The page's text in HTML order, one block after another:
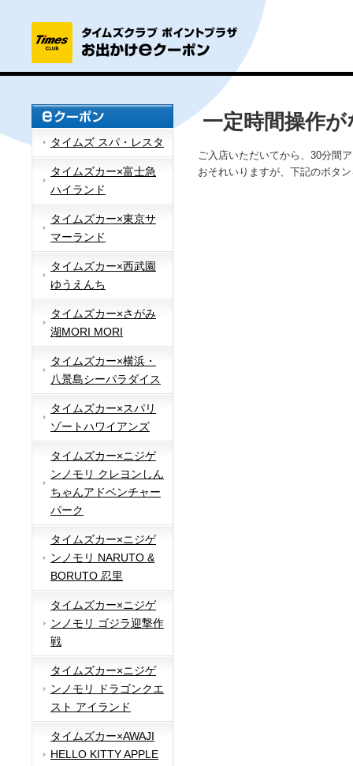
タイムズ スパ・レスタ
タイムズカー×富士急
ハイランド
タイムズカー×東京サ
マーランド
タイムズカー×西武園
ゆうえんち
タイムズカー×さがみ
湖MORI MORI
タイムズカー×横浜・
八景島シーパラダイス
タイムズカー×スパリ
ゾートハワイアンズ
タイムズカー×ニジゲ
ンノモリ クレヨンしん
ちゃんアドベンチャー
パーク
タイムズカー×ニジゲ
ンノモリ NARUTO &
BORUTO 忍里
タイムズカー×ニジゲ
ンノモリ ゴジラ迎撃作
戦
タイムズカー×ニジゲ
ンノモリ ドラゴンクエ
スト アイランド
タイムズカー×AWAJI
HELLO KITTY APPLE
一定時間操作
ご入店いただいてから、30分間
おそれいりますが、下記のボタ